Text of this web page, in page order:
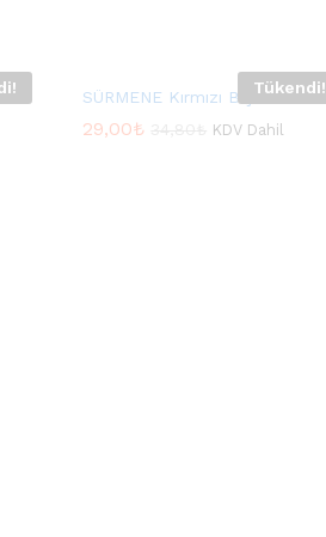
Tükendi!
SÜRMENE Kırmızı Bıçak
29,00₺ KDV Dahil
29,00₺